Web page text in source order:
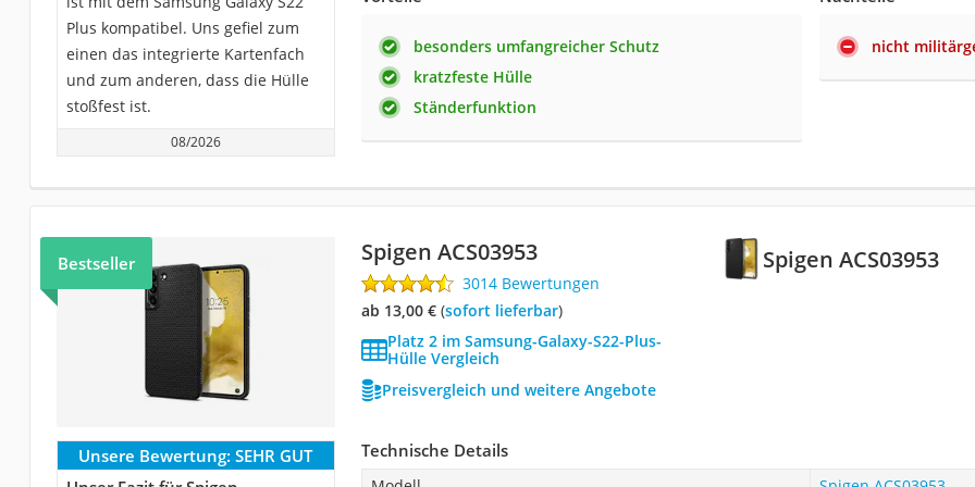
Plus kompatibel. Uns gefiel zum
einen das integrierte Kartenfach
und zum anderen, dass die Hülle
stoßfest ist.
08/2026
besonders umfangreicher Schutz
kratzfeste Hülle
Ständerfunktion
nicht
Spigen ACS03953
Bestseller Spigen ACS03953
3014 Bewertungen
ab 13,00 €( Sofort lieferbar)
Platz 2 im Samsung-Galaxy-S22-Plus-
Hülle Vergleich
Preisvergleich und weitere Angebote
Unsere Bewertung: SEHR GUT
Technische Details